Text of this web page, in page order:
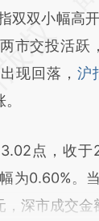
双小幅高开
市交投活跃
现回落， 沪
点，收于
为0.60%。
深市成交金